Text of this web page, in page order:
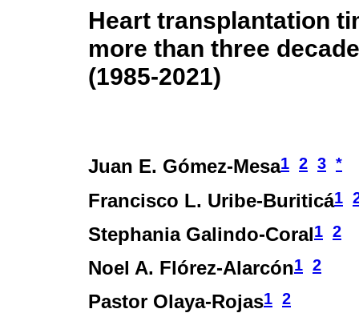
Heart transplantation
more than three
(1985-2021)
Juan E. Gómez-Mesa1 2 3 *
Francisco L. Uribe-Buriticá1
Stephania Galindo-Coral1 2
Noel A. Flórez-Alarcón1 2
Pastor Olaya-Rojas1 2